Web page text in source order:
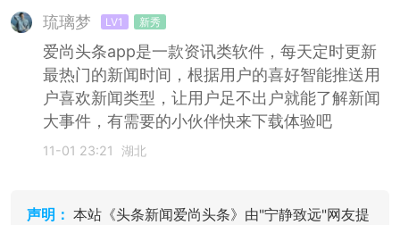
琉璃梦 LV1 新秀
爱尚头条app是一款资讯类软件，每天定时更新
最热门的新闻时间，根据用户的喜好智能推送用
户喜欢新闻类型，让用户足不出户就能了解新闻
大事件，有需要的小伙伴快来下载体验吧
11-01 23:21 湖北
声明： 本站《头条新闻爱尚头条》由"宁静致远"网友提